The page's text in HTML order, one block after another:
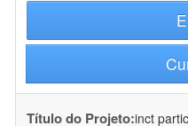
Título do Projeto:inct